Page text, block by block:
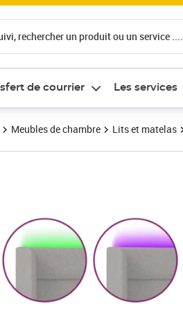
rechercher un produit ou un service ....
de courrier Les services
Meubles de chambre Lits et matelas